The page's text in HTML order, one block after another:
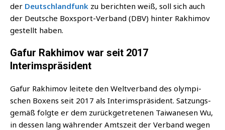
der Deutsch­land­funk zu berich­ten weiß, soll sich auch
der Deut­sche Box­sport-Ver­band (DBV) hin­ter Rak­hi­mov
gestellt haben.
Gafur Rakhimov war seit 2017
Interimspräsident
Gaf­ur Rak­hi­mov lei­te­te den Welt­ver­band des olym­pi­
schen Boxens seit 2017 als Inte­rims­prä­si­dent. Sat­zungs­
ge­mäß folg­te er dem zurück­ge­tre­te­nen Tai­wa­ne­sen Wu,
in des­sen lang wäh­ren­der Amts­zeit der Ver­band wegen